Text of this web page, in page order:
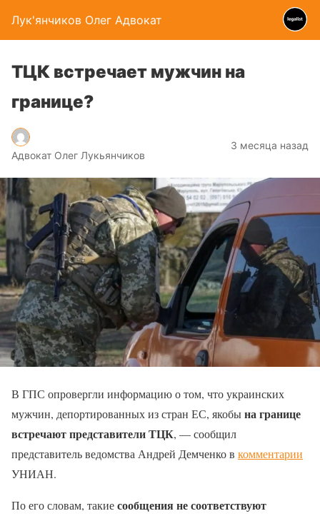
Лук'янчиков Олег Адвокат
ТЦК встречает мужчин на
границе?
Адвокат Олег Лукьянчиков
3 месяца назад
В ГПС опровергли информацию о том, что украинских
мужчин, депортированных из стран ЕС, якобына границе
встречают представители ТЦК, — сообщил
представитель ведомства Андрей Демченко в комментарии
УНИАН.
По его словам, такиесообщения не соответствуют